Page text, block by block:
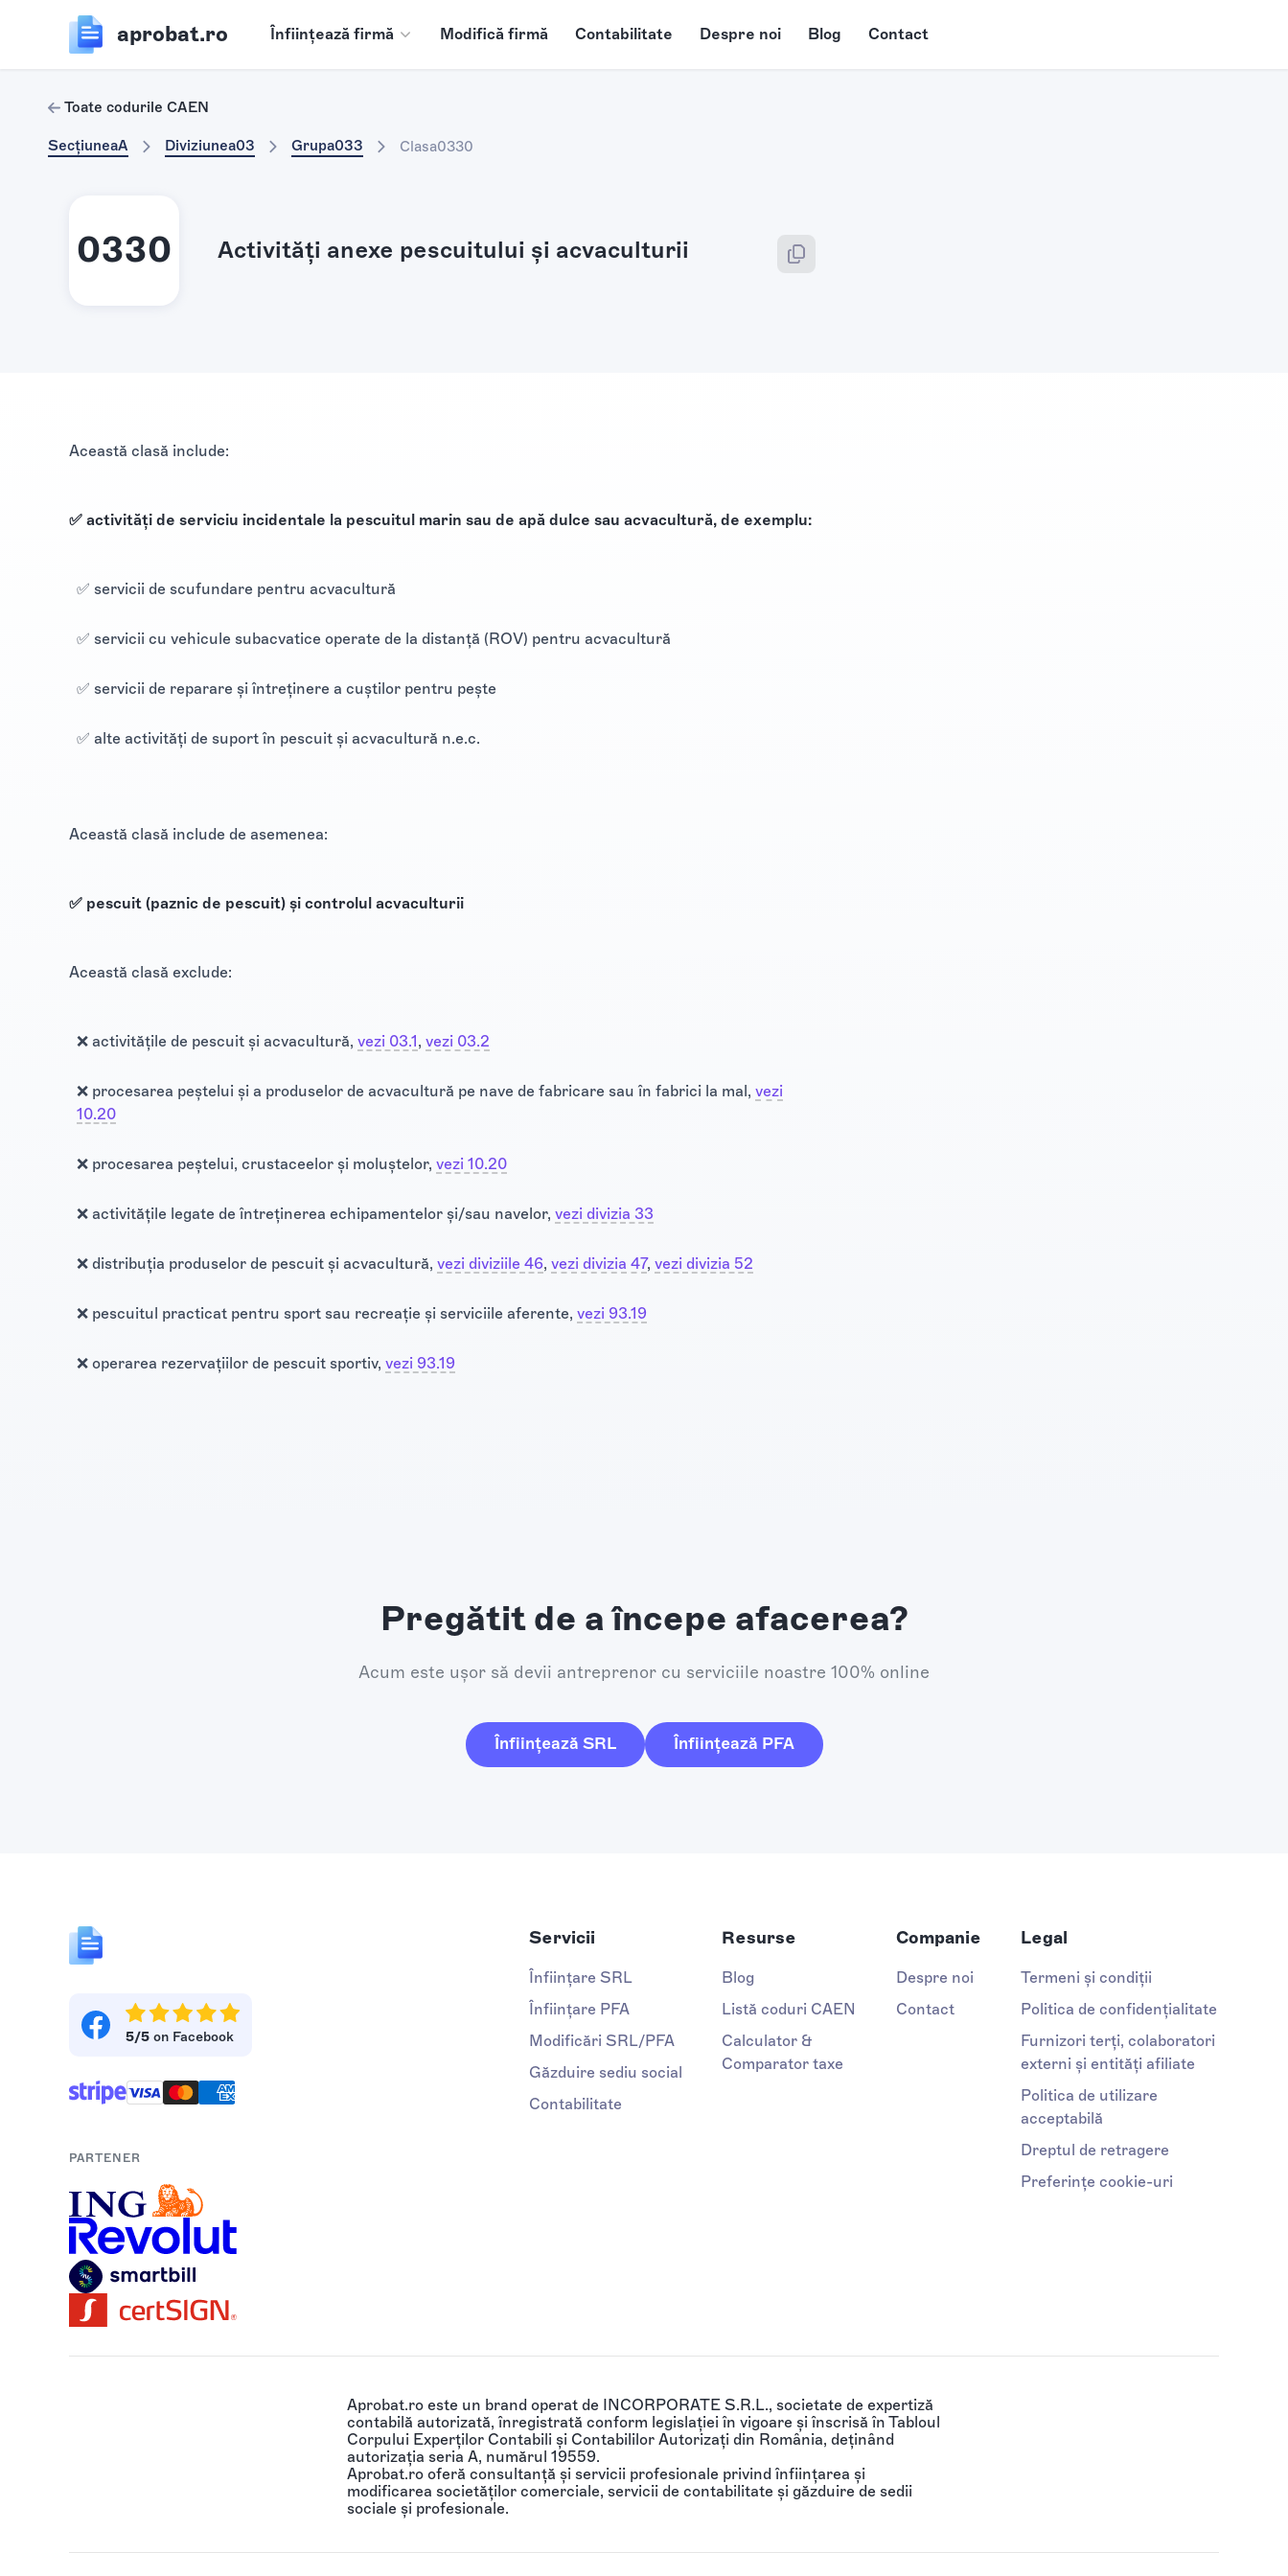
aprobat.ro Înființează firmă Modifică firmă Contabilitate Despre noi Blog Contact
Toate codurile CAEN
SecțiuneaA Diviziunea03 Grupa033 Clasa0330
0330 Activităţi anexe pescuitului şi acvaculturii
Această clasă include:
✅ activități de serviciu incidentale la pescuitul marin sau de apă dulce sau acvacultură, de exemplu:
✅ servicii de scufundare pentru acvacultură
✅ servicii cu vehicule subacvatice operate de la distanță (ROV) pentru acvacultură
✅ servicii de reparare și întreținere a cuștilor pentru pește
✅ alte activități de suport în pescuit și acvacultură n.e.c.
Această clasă include de asemenea:
✅ pescuit (paznic de pescuit) și controlul acvaculturii
Această clasă exclude:
❌ activitățile de pescuit și acvacultură, vezi 03.1​‍‌‍‌‍​, vezi 03.2
❌ procesarea peștelui și a produselor de acvacultură pe nave de fabricare sau în fabrici la mal, vezi
10.20
❌ procesarea peștelui, crustaceelor și moluștelor, vezi 10.20
❌ activitățile legate de întreținerea echipamentelor și/sau navelor, vezi divizia 33
❌ distribuția produselor de pescuit și acvacultură, vezi diviziile 46​‍‌‍‌‍​, vezi divizia 47​‍‌‍‌‍​, vezi divizia 52
❌ pescuitul practicat pentru sport sau recreație și serviciile aferente, vezi 93.19
❌ operarea rezervațiilor de pescuit sportiv, vezi 93.19
Pregătit de a începe afacerea?
Acum este ușor să devii antreprenor cu serviciile noastre 100% online
Înființează SRL Înființează PFA
5/5 on Facebook
PARTENER
Servicii
Înființare SRL
Înființare PFA
Modificări SRL/PFA
Găzduire sediu social
Contabilitate
Resurse
Blog
Listă coduri CAEN
Calculator &
Comparator taxe
Companie
Despre noi
Contact
Legal
Termeni și condiții
Politica de confidențialitate
Furnizori terți, colaboratori
externi și entități afiliate
Politica de utilizare
acceptabilă
Dreptul de retragere
Preferințe cookie-uri
Aprobat.ro este un brand operat de INCORPORATE S.R.L., societate de expertiză
contabilă autorizată, înregistrată conform legislației în vigoare și înscrisă în Tabloul
Corpului Experților Contabili și Contabililor Autorizați din România, deținând
autorizația seria A, numărul 19559.
Aprobat.ro oferă consultanță și servicii profesionale privind înființarea și
modificarea societăților comerciale, servicii de contabilitate și găzduire de sedii
sociale și profesionale.